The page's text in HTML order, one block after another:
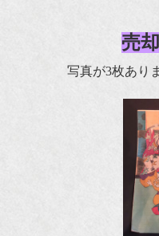
売
写真が3枚あり